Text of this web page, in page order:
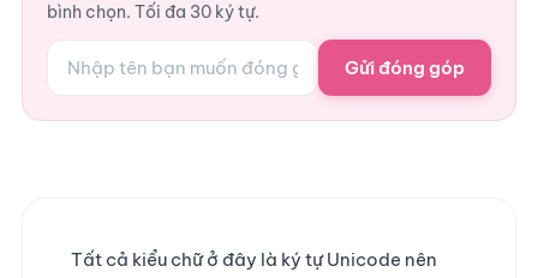
bình chọn. Tối đa 30 ký tự.
Gửi đóng góp
Tất cả kiểu chữ ở đây là ký tự Unicode nên